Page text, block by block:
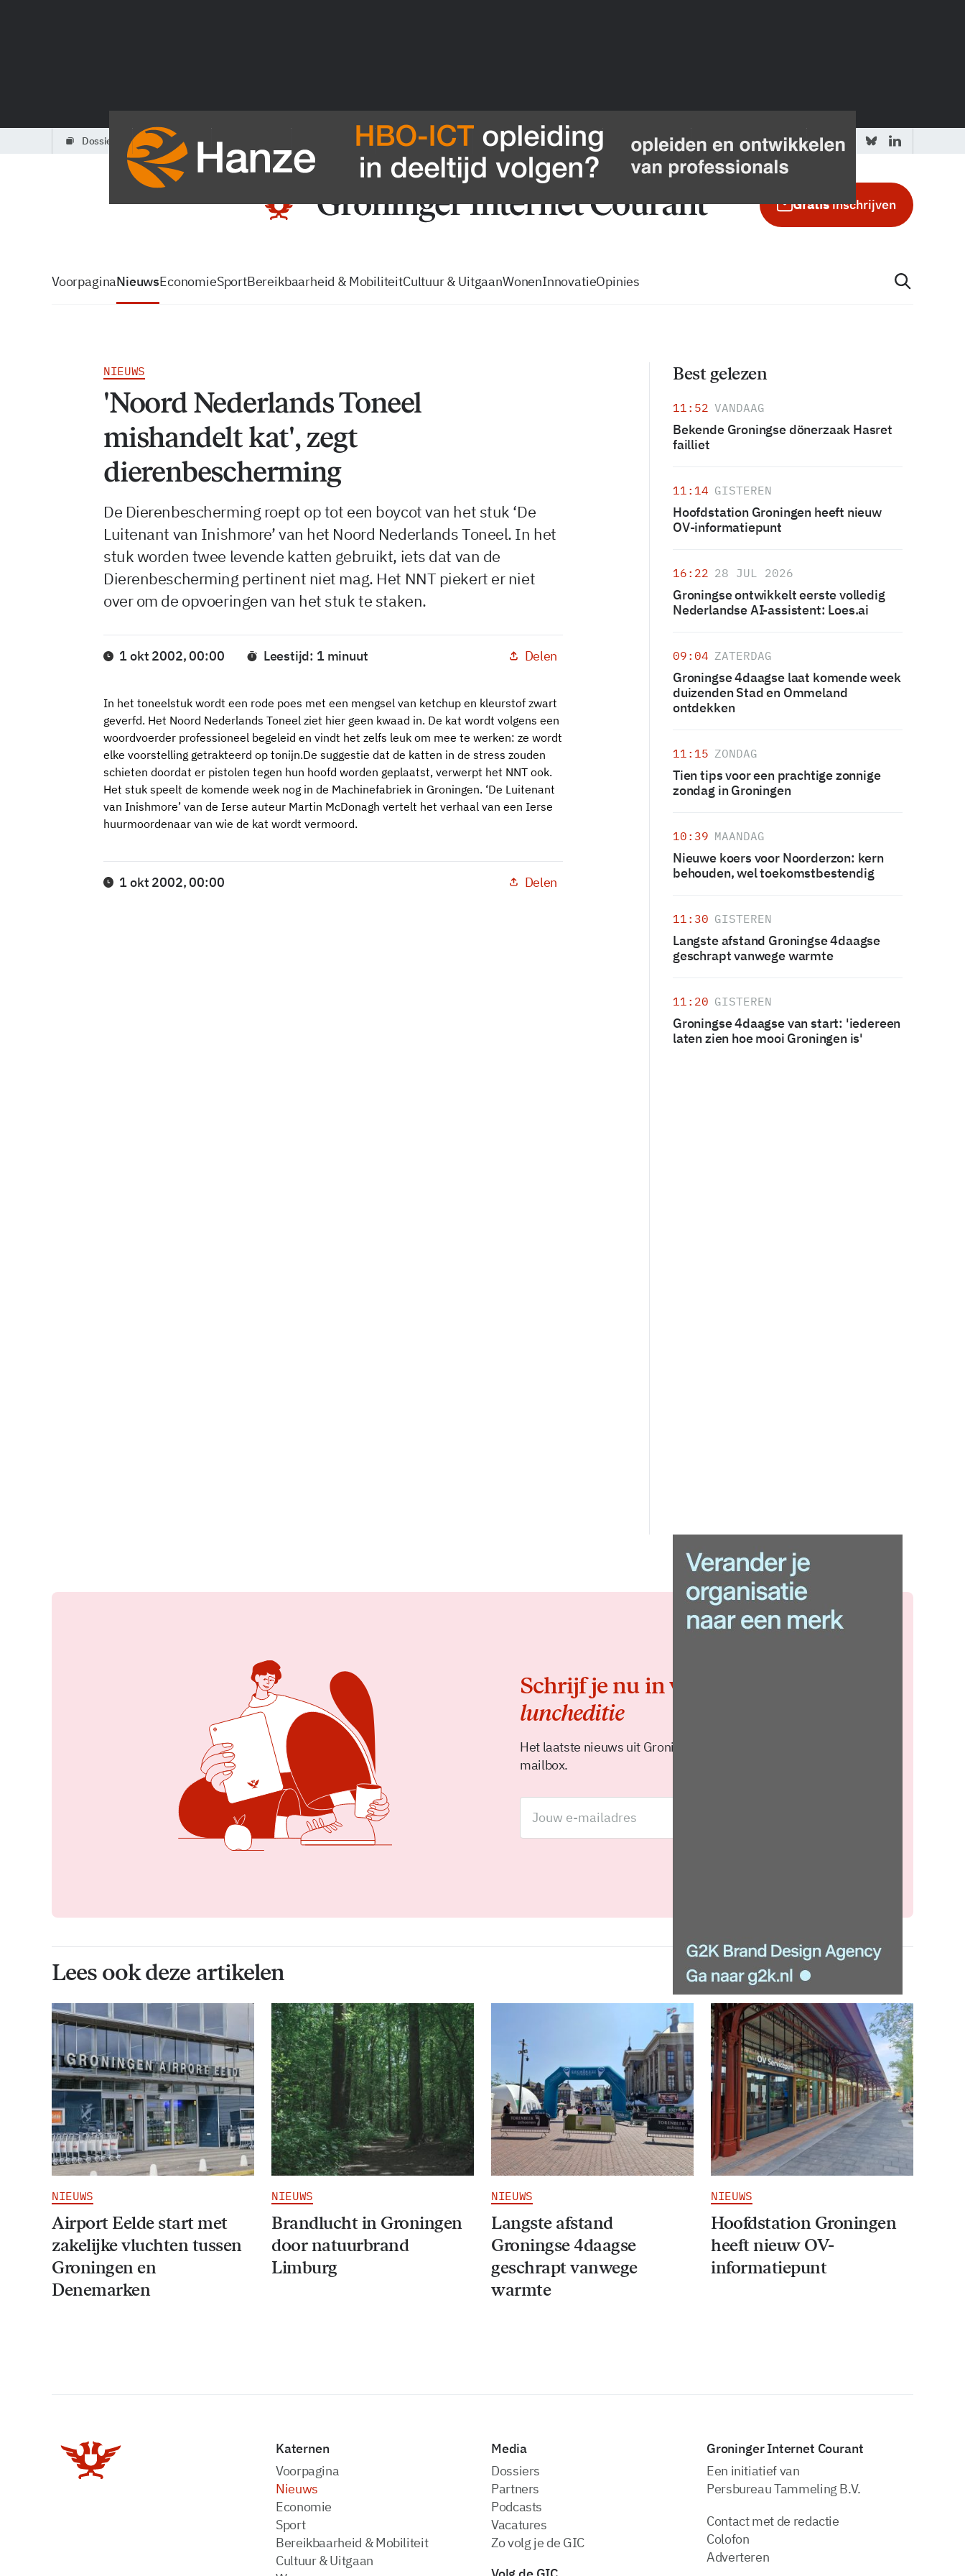
dossiers partners vacatures zo volg je de GIC Tip de redactie Adverteren in de GIC
Gratisinschrijven
VoorpaginaNieuwsEconomieSportBereikbaarheid & MobiliteitCultuur & UitgaanWonenInnovatieOpinies
NIEUWS
'Noord Nederlands Toneel
mishandelt kat', zegt
dierenbescherming
De Dierenbescherming roept op tot een boycot van het stuk ‘De
Luitenant van Inishmore’ van het Noord Nederlands Toneel. In het
stuk worden twee levende katten gebruikt, iets dat van de
Dierenbescherming pertinent niet mag. Het NNT piekert er niet
over om de opvoeringen van het stuk te staken.
1 okt 2002, 00:00 Leestijd: 1 minuut Delen
In het toneelstuk wordt een rode poes met een mengsel van ketchup en kleurstof zwart
geverfd. Het Noord Nederlands Toneel ziet hier geen kwaad in. De kat wordt volgens een
woordvoerder professioneel begeleid en vindt het zelfs leuk om mee te werken: ze wordt
elke voorstelling getrakteerd op tonijn.De suggestie dat de katten in de stress zouden
schieten doordat er pistolen tegen hun hoofd worden geplaatst, verwerpt het NNT ook.
Het stuk speelt de komende week nog in de Machinefabriek in Groningen. ‘De Luitenant
van Inishmore’ van de Ierse auteur Martin McDonagh vertelt het verhaal van een Ierse
huurmoordenaar van wie de kat wordt vermoord.
1 okt 2002, 00:00 Delen
Best gelezen
11:52 VANDAAG
Bekende Groningse dönerzaak Hasret
failliet
11:14 GISTEREN
Hoofdstation Groningen heeft nieuw
OV-informatiepunt
16:22 28 JUL 2026
Groningse ontwikkelt eerste volledig
Nederlandse AI-assistent: Loes.ai
09:04 ZATERDAG
Groningse 4daagse laat komende week
duizenden Stad en Ommeland
ontdekken
11:15 ZONDAG
Tien tips voor een prachtige zonnige
zondag in Groningen
10:39 MAANDAG
Nieuwe koers voor Noorderzon: kern
behouden, wel toekomstbestendig
11:30 GISTEREN
Langste afstand Groningse 4daagse
geschrapt vanwege warmte
11:20 GISTEREN
Groningse 4daagse van start: 'iedereen
laten zien hoe mooi Groningen is'
Schrijf je nu in voor de
luncheditie
Het laatste nieuws uit Groningen elke middag in je
mailbox.
Lees ook deze artikelen
NIEUWS
Airport Eelde start met
zakelijke vluchten tussen
Groningen en
Denemarken
NIEUWS
Brandlucht in Groningen
door natuurbrand
Limburg
NIEUWS
Langste afstand
Groningse 4daagse
geschrapt vanwege
warmte
NIEUWS
Hoofdstation Groningen
heeft nieuw OV-
informatiepunt
Katernen
Voorpagina
Nieuws
Economie
Sport
Bereikbaarheid & Mobiliteit
Cultuur & Uitgaan
Media
dossiers
partners
podcasts
vacatures
zo volg je de GIC
Groninger Internet Courant
Een initiatief van
Persbureau Tammeling B.V.
Contact met de redactie
Colofon
Adverteren